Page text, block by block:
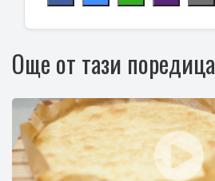
Още от тази поредица